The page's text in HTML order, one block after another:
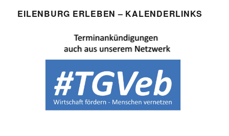
EILENBURG ERLEBEN – KALENDERLINKS